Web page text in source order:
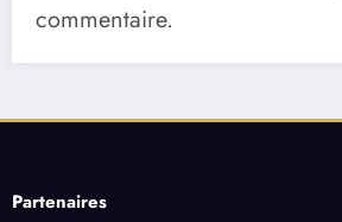
commentaire.
Partenaires